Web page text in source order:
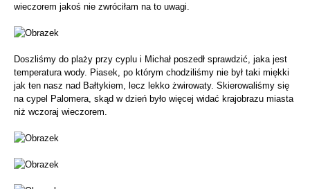
wieczorem jakoś nie zwróciłam na to uwagi.
Doszliśmy do plaży przy cyplu i Michał poszedł sprawdzić, jaka jest
temperatura wody. Piasek, po którym chodziliśmy nie był taki miękki
jak ten nasz nad Bałtykiem, lecz lekko żwirowaty. Skierowaliśmy się
na cypel Palomera, skąd w dzień było więcej widać krajobrazu miasta
niż wczoraj wieczorem.